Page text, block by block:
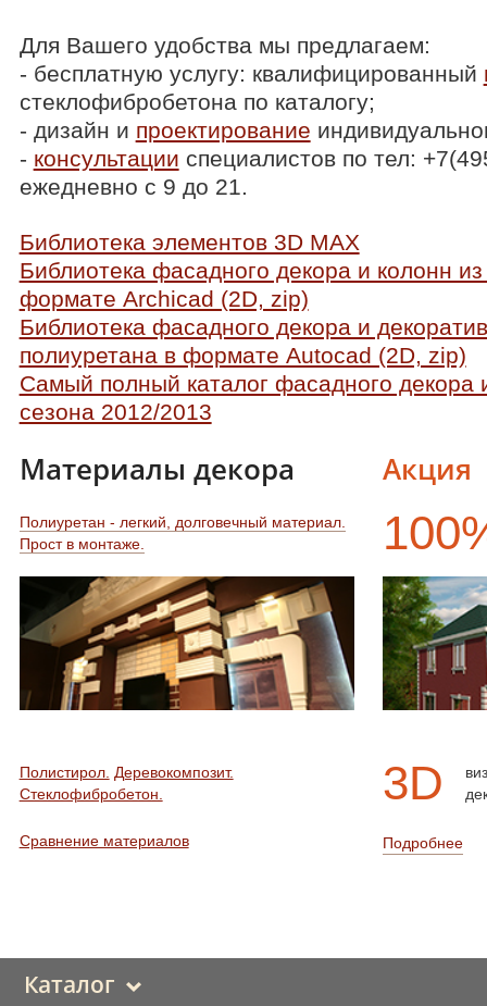
Для Вашего удобства мы предлагаем:
- бесплатную услугу: квалифицированный
стеклофибробетона по каталогу;
- дизайн и проектирование
- консультации специалистов по тел:
ежедневно с 9 до 21.
Библиотека элементов 3D MAX
Библиотека фасадного декора и колонн
формате Archicad (2D, zip)
Библиотека фасадного декора и
полиуретана в формате Autocad (2D, zip)
Самый полный каталог фасадного декора
сезона 2012/2013
Акция
3D
Подробнее
Материалы декора
Полиуретан - легкий, долговечный материал.
Прост в монтаже.
Полистирол. Деревокомпозит.
Стеклофибробетон.
Сравнение материалов
Каталог